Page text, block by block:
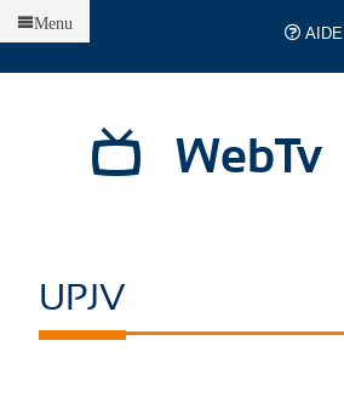
AIDE
WebTv
Menu
UPJV